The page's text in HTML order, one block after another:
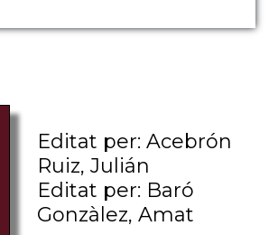
Editat per: Acebrón
Ruiz, Julián
Editat per: Baró
Gonzàlez, Amat